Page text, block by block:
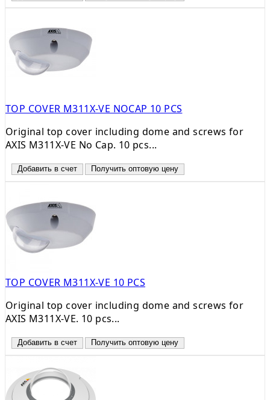
TOP COVER M311X-VE NOCAP 10 PCS
Original top cover including dome and screws for
AXIS M311X-VE No Cap. 10 pcs...
Добавить в счет Получить оптовую цену
TOP COVER M311X-VE 10 PCS
Original top cover including dome and screws for
AXIS M311X-VE. 10 pcs...
Добавить в счет Получить оптовую цену